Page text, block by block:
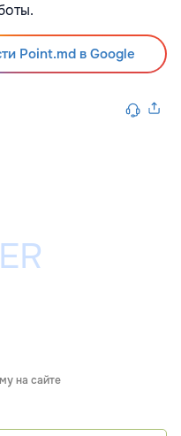
Point.md в Google
на сайте